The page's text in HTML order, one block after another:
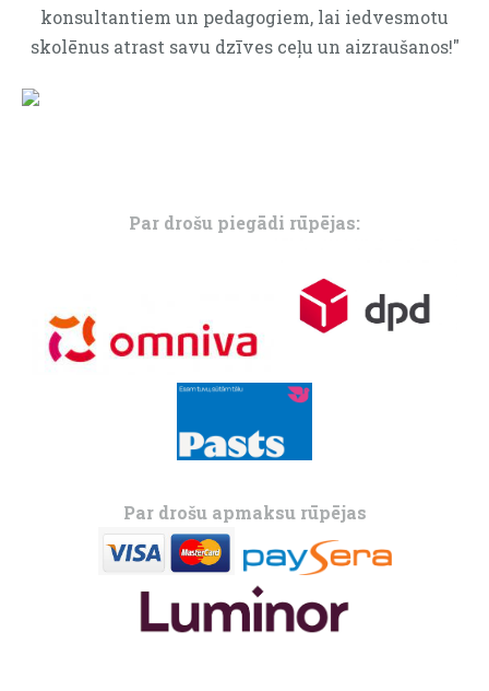
konsultantiem un pedagogiem, lai iedvesmotu
skolēnus atrast savu dzīves ceļu un aizraušanos!"
Par drošu piegādi rūpējas:
Par drošu apmaksu rūpējas